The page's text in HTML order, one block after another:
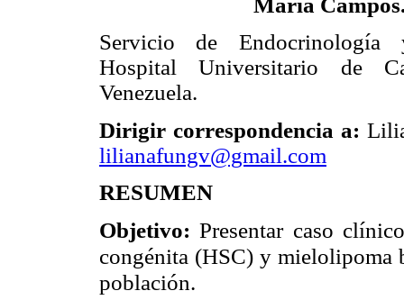
María
Servicio de Endocrinología
Hospital Universitario de
Venezuela.
Dirigir correspondencia a:
lilianafungv@gmail.com
RESUMEN
Objetivo:Presentar caso
congénita (HSC) y mielolipoma
población.